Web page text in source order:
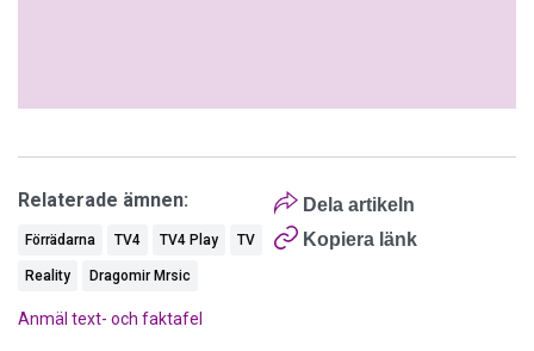
Dela artikeln
Kopiera länk
Relaterade ämnen:
Förrädarna TV4 TV4 Play TV
Reality Dragomir Mrsic
Anmäl text- och faktafel